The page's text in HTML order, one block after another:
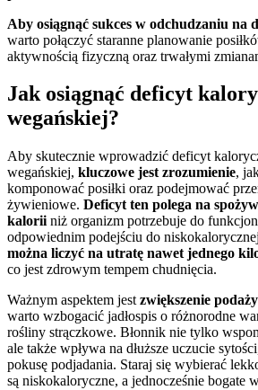
Aby osiągnąć sukces w odchudzaniu na
warto połączyć staranne planowanie
aktywnością fizyczną oraz trwałymi
Jak osiągnąć deficyt
wegańskiej?
Aby skutecznie wprowadzić deficyt
wegańskiej, kluczowe jest zrozumienie,
komponować posiłki oraz podejmować
żywieniowe. Deficyt ten polega na
kalorii niż organizm potrzebuje do
odpowiednim podejściu do
można liczyć na utratę nawet jednego
co jest zdrowym tempem chudnięcia.
Ważnym aspektem jest zwiększenie
warto wzbogacić jadłospis o różnorodne
rośliny strączkowe. Błonnik nie tylko
ale także wpływa na dłuższe uczucie
pokusę podjadania. Staraj się wybierać
są niskokaloryczne, a jednocześnie bogate